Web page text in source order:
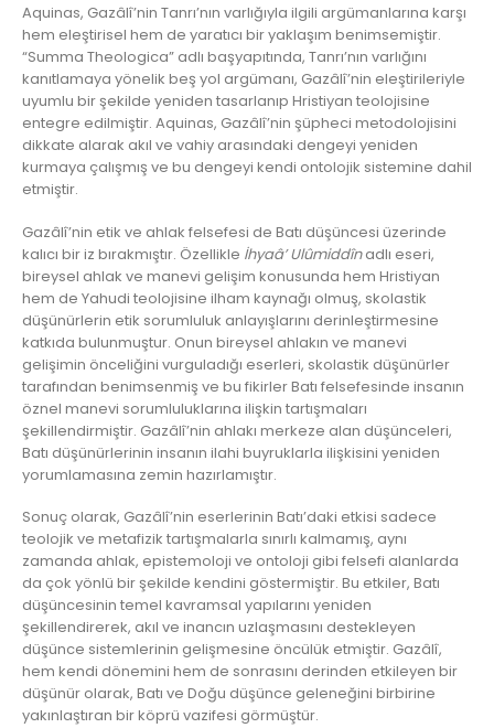
Aquinas, Gazâlî’nin Tanrı’nın varlığıyla ilgili argümanlarına karşı
hem eleştirisel hem de yaratıcı bir yaklaşım benimsemiştir.
“Summa Theologica” adlı başyapıtında, Tanrı’nın varlığını
kanıtlamaya yönelik beş yol argümanı, Gazâlî’nin eleştirileriyle
uyumlu bir şekilde yeniden tasarlanıp Hristiyan teolojisine
entegre edilmiştir. Aquinas, Gazâlî’nin şüpheci metodolojisini
dikkate alarak akıl ve vahiy arasındaki dengeyi yeniden
kurmaya çalışmış ve bu dengeyi kendi ontolojik sistemine dahil
etmiştir.
Gazâlî’nin etik ve ahlak felsefesi de Batı düşüncesi üzerinde
kalıcı bir iz bırakmıştır. Özellikle İhyaâ’ Ulûmiddînadlı eseri,
bireysel ahlak ve manevi gelişim konusunda hem Hristiyan
hem de Yahudi teolojisine ilham kaynağı olmuş, skolastik
düşünürlerin etik sorumluluk anlayışlarını derinleştirmesine
katkıda bulunmuştur. Onun bireysel ahlakın ve manevi
gelişimin önceliğini vurguladığı eserleri, skolastik düşünürler
tarafından benimsenmiş ve bu fikirler Batı felsefesinde insanın
öznel manevi sorumluluklarına ilişkin tartışmaları
şekillendirmiştir. Gazâlî’nin ahlakı merkeze alan düşünceleri,
Batı düşünürlerinin insanın ilahi buyruklarla ilişkisini yeniden
yorumlamasına zemin hazırlamıştır.
Sonuç olarak, Gazâlî’nin eserlerinin Batı’daki etkisi sadece
teolojik ve metafizik tartışmalarla sınırlı kalmamış, aynı
zamanda ahlak, epistemoloji ve ontoloji gibi felsefi alanlarda
da çok yönlü bir şekilde kendini göstermiştir. Bu etkiler, Batı
düşüncesinin temel kavramsal yapılarını yeniden
şekillendirerek, akıl ve inancın uzlaşmasını destekleyen
düşünce sistemlerinin gelişmesine öncülük etmiştir. Gazâlî,
hem kendi dönemini hem de sonrasını derinden etkileyen bir
düşünür olarak, Batı ve Doğu düşünce geleneğini birbirine
yakınlaştıran bir köprü vazifesi görmüştür.